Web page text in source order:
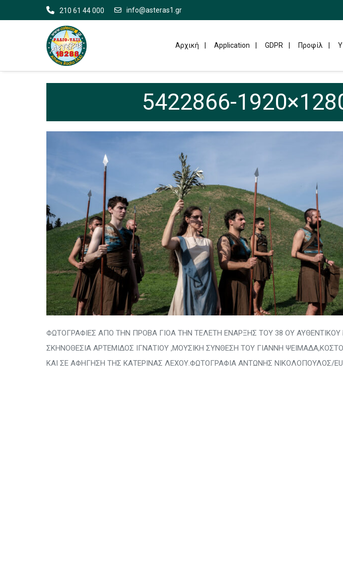
210 61 44 000 info@asteras1.gr
Αρχική Application GDPR Προφίλ
5422866-
ΦΩΤΟΓΡΑΦΙΕΣ ΑΠΟ ΤΗΝ ΠΡΟΒΑ ΓΙΟΑ ΤΗΝ ΤΕΛΕΤΗ ΕΝΑΡΞΗΣ ΤΟΥ 38 ΟΥ
ΣΚΗΝΟΘΕΣΙΑ ΑΡΤΕΜΙΔΟΣ ΙΓΝΑΤΙΟΥ ,ΜΟΥΣΙΚΗ ΣΥΝΘΕΣΗ ΤΟΥ ΓΙΑΝΝΗ
ΚΑΙ ΣΕ ΑΦΗΓΗΣΗ ΤΗΣ ΚΑΤΕΡΙΝΑΣ ΛΕΧΟΥ.ΦΩΤΟΓΡΑΦΙΑ ΑΝΤΩΝΗΣ ΝΙΚΟΛΟΠΟΥΛΟΣ/